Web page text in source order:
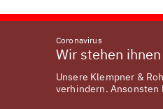
Coronavirus
Wir stehen
Unsere Klempner &
verhindern. Ansonsten